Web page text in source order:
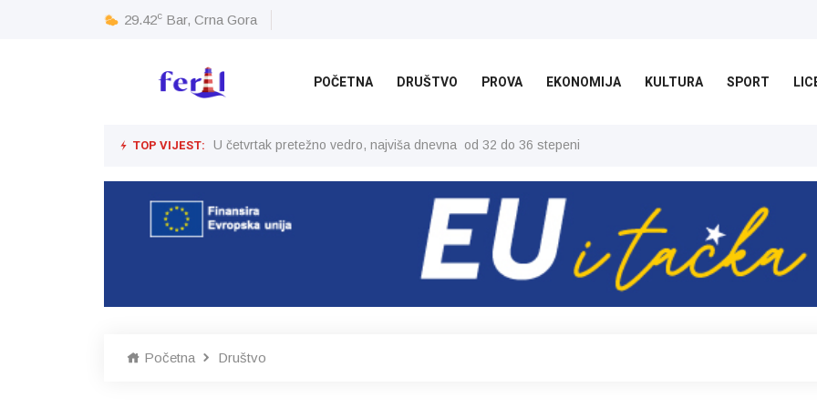
29.42c Bar, Crna Gora
POČETNA DRUŠTVO PROVA EKONOMIJA KULTURA SPORT
TOP VIJEST: U četvrtak pretežno vedro, najviša dnevna od 32 do 36 stepeni
Početna Društvo